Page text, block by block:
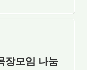
모임 나눔